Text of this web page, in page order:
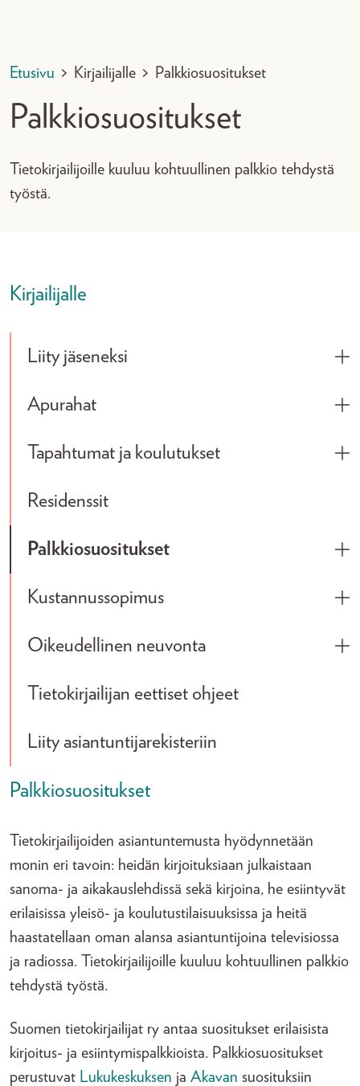
Etusivu > Kirjailijalle > Palkkiosuositukset
Palkkiosuositukset
Tietokirjailijoille kuuluu kohtuullinen palkkio tehdystä
työstä.
Kirjailijalle
Liity jäseneksi
Apurahat
Tapahtumat ja koulutukset
Residenssit
Palkkiosuositukset
Kustannussopimus
Oikeudellinen neuvonta
Tietokirjailijan eettiset ohjeet
Liity asiantuntijarekisteriin
Palkkiosuositukset
Tietokirjailijoiden asiantuntemusta hyödynnetään
monin eri tavoin: heidän kirjoituksiaan julkaistaan
sanoma- ja aikakauslehdissä sekä kirjoina, he esiintyvät
erilaisissa yleisö- ja koulutustilaisuuksissa ja heitä
haastatellaan oman alansa asiantuntijoina televisiossa
ja radiossa. Tietokirjailijoille kuuluu kohtuullinen palkkio
tehdystä työstä.
Suomen tietokirjailijat ry antaa suositukset erilaisista
kirjoitus- ja esiintymispalkkioista. Palkkiosuositukset
perustuvat Lukukeskuksen ja Akavan suosituksiin